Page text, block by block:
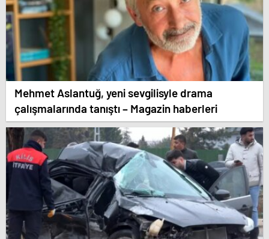
Mehmet Aslantuğ, yeni sevgilisyle drama
çalışmalarında tanıştı – Magazin haberleri